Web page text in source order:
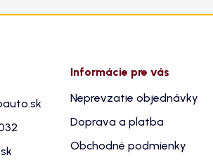
Informácie pre vás
Neprevzatie objednávky
Doprava a platba
Obchodné podmienky